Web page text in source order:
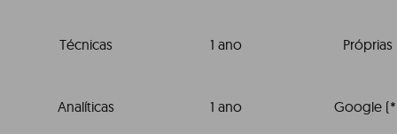
Técnicas 1 ano Próprias
Analíticas 1 ano Google